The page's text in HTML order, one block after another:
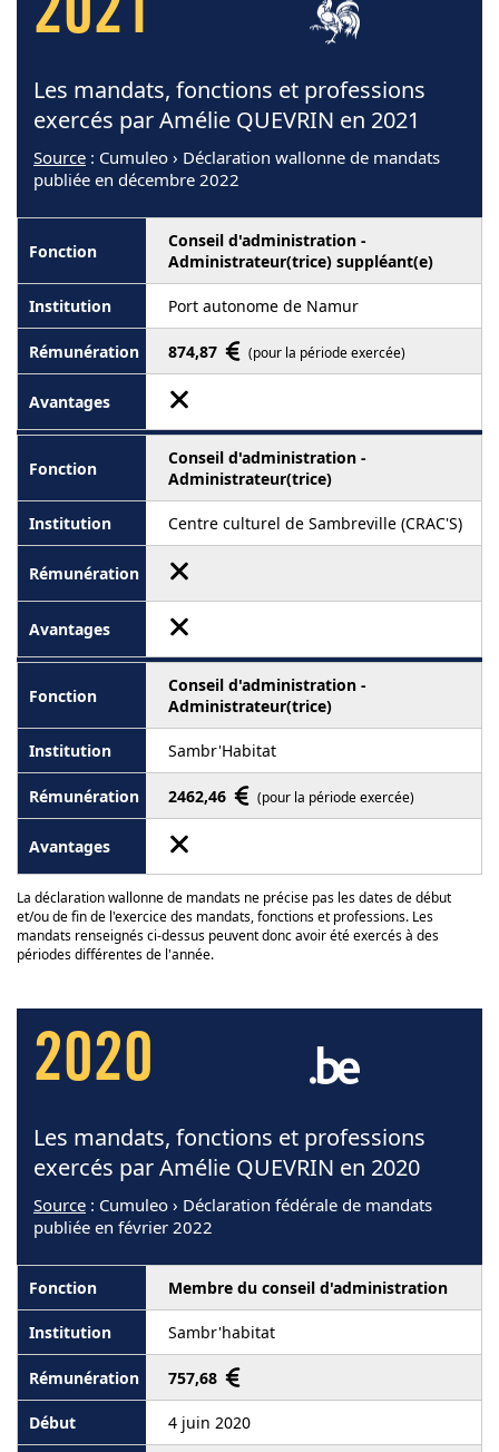
2021
Les mandats, fonctions et professions
exercés par Amélie QUEVRIN en 2021
Source : Cumuleo › Déclaration wallonne de mandats
publiée en décembre 2022
Conseil d'administration -
Administrateur(trice) suppléant(e)
Port autonome de Namur
874,87 (pour la période exercée)
Conseil d'administration -
Administrateur(trice)
Centre culturel de Sambreville (CRAC'S)
Conseil d'administration -
Administrateur(trice)
Sambr'Habitat
2462,46 (pour la période exercée)
La déclaration wallonne de mandats ne précise pas les dates de début
et/ou de fin de l'exercice des mandats, fonctions et professions. Les
mandats renseignés ci-dessus peuvent donc avoir été exercés à des
périodes différentes de l'année.
2020
Les mandats, fonctions et professions
exercés par Amélie QUEVRIN en 2020
Source : Cumuleo › Déclaration fédérale de mandats
publiée en février 2022
Membre du conseil d'administration
Sambr'habitat
757,68
4 juin 2020